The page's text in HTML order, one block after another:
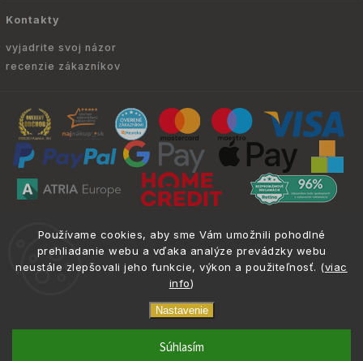
Používame cookies, aby sme Vám umožnili pohodlné
prehliadanie webu a vďaka analýze prevádzky webu
neustále zlepšovali jeho funkcie, výkon a použiteľnosť. (viac
info)
Nastavenie
Súhlasím
Kontakty
vyjadrite svoj názor
recenzie zákazníkov
práva vyhradené.
0917 133 662